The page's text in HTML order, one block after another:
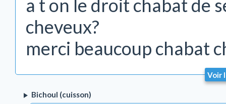
a t on le droit chabat de
cheveux?
merci beaucoup chabat
Voir
Bichoul (cuisson)